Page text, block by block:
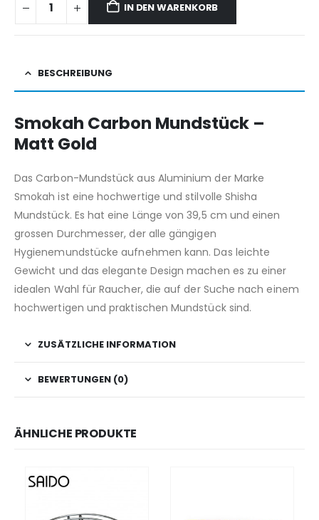
IN DEN WARENKORB
BESCHREIBUNG
Smokah Carbon Mundstück –
Matt Gold
Das Carbon-Mundstück aus Aluminium der Marke
Smokah ist eine hochwertige und stilvolle Shisha
Mundstück. Es hat eine Länge von 39,5 cm und einen
grossen Durchmesser, der alle gängigen
Hygienemundstücke aufnehmen kann. Das leichte
Gewicht und das elegante Design machen es zu einer
idealen Wahl für Raucher, die auf der Suche nach einem
hochwertigen und praktischen Mundstück sind.
ZUSÄTZLICHE INFORMATION
BEWERTUNGEN (0)
ÄHNLICHE PRODUKTE